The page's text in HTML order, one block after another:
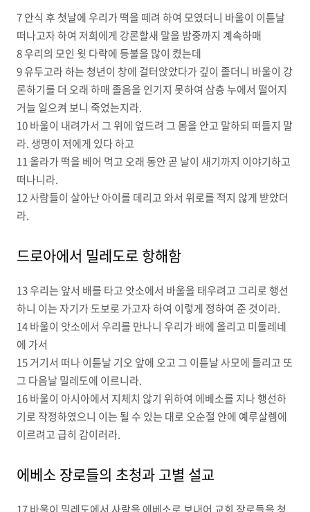
7 안식 후 첫날에 우리가 떡을 떼려 하여 모였더니 바울이 이튿날
떠나고자 하여 저희에게 강론할새 말을 밤중까지 계속하매
8 우리의 모인 윗 다락에 등불을 많이 켰는데
9 유두고라 하는 청년이 창에 걸터앉았다가 깊이 졸더니 바울이 강
론하기를 더 오래 하매 졸음을 인기지 못하여 삼층 누에서 떨어지
거늘 일으켜 보니 죽었는지라.
10 바울이 내려가서 그 위에 엎드려 그 몸을 안고 말하되 떠들지 말
라. 생명이 저에게 있다 하고
11 올라가 떡을 베어 먹고 오래 동안 곧 날이 새기까지 이야기하고
떠나니라.
12 사람들이 살아난 아이를 데리고 와서 위로를 적지 않게 받았더
라.
드로아에서 밀레도로 항해함
13 우리는 앞서 배를 타고 앗소에서 바울을 태우려고 그리로 행선
하니 이는 자기가 도보로 가고자 하여 이렇게 정하여 준 것이라.
14 바울이 앗소에서 우리를 만나니 우리가 배에 올리고 미둘레네
에 가서
15 거기서 떠나 이튿날 기오 앞에 오고 그 이튿날 사모에 들리고 또
그 다음날 밀레도에 이르니라.
16 바울이 아시아에서 지체치 않기 위하여 에베소를 지나 행선하
기로 작정하였으니 이는 될 수 있는 대로 오순절 안에 예루살렘에
이르려고 급히 감이러라.
에베소 장로들의 초청과 고별 설교